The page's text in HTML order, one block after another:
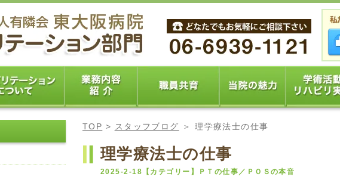
TOP > スタッフブログ ＞ 理学療法士の仕事
理学療法士の仕事
2025-2-18【カテゴリー】ＰＴの仕事／ＰＯＳの本音